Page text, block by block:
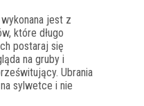
jest z
które długo
postaraj się
na gruby i
Ubrania
sylwetce i nie